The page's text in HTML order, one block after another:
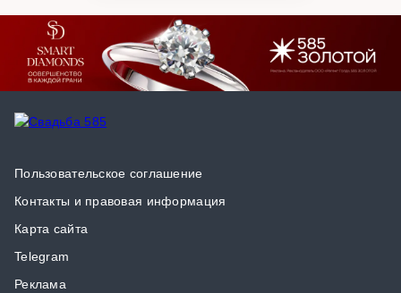
Пользовательское соглашение
Контакты и правовая информация
Карта сайта
Telegram
Реклама